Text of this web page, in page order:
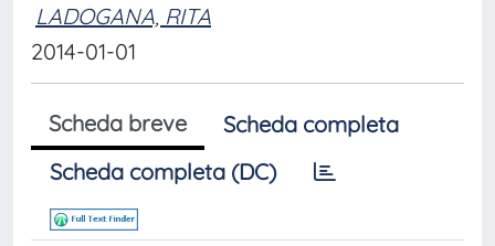
LADOGANA, RITA
2014-01-01
Scheda breve
Scheda completa
Scheda completa (DC)